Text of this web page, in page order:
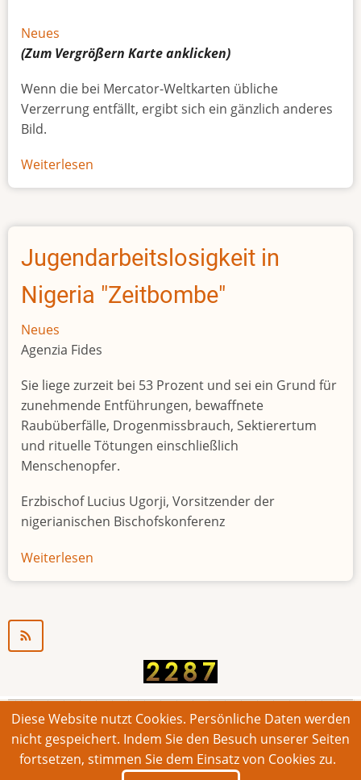
Neues
(Zum Vergrößern Karteanklicken)
Wenn die bei Mercator-Weltkarten übliche
Verzerrung entfällt, ergibt sich ein gänzlich anderes
Bild.
Weiterlesen
Afrikas
Größe
Jugendarbeitslosigkeit in
Nigeria "Zeitbombe"
Neues
Agenzia Fides
Sie liege zurzeit bei 53 Prozent und sei ein Grund für
zunehmende Entführungen, bewaffnete
Raubüberfälle, Drogenmissbrauch, Sektierertum
und rituelle Tötungen einschließlich
Menschenopfer.
Erzbischof Lucius Ugorji, Vorsitzender der
nigerianischen Bischofskonferenz
Weiterlesen
Jugendarbeitslosigkeit
© 2026 Bonner Aufruf. Alle Rechte vorbehalten.
Footer
Impressum Kontakt Intern
Diese Website nutzt Cookies. Persönliche Daten werden
nicht gespeichert. Indem Sie den Besuch unserer Seiten
fortsetzen, stimmen Sie dem Einsatz von Cookies zu.